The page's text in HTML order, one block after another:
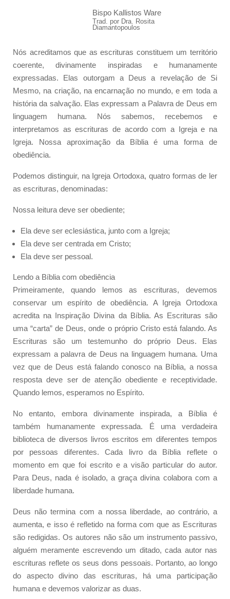
Bispo Kallistos Ware
Trad. por Dra. Rosita
Diamantopoulos
Nós acreditamos que as escrituras constituem um território
coerente, divinamente inspiradas e humanamente
expressadas. Elas outorgam a Deus a revelação de Si
Mesmo, na criação, na encarnação no mundo, e em toda a
história da salvação. Elas expressam a Palavra de Deus em
linguagem humana. Nós sabemos, recebemos e
interpretamos as escrituras de acordo com a Igreja e na
Igreja. Nossa aproximação da Bíblia é uma forma de
obediência.
Podemos distinguir, na Igreja Ortodoxa, quatro formas de ler
as escrituras, denominadas:
Nossa leitura deve ser obediente;
Ela deve ser eclesiástica, junto com a Igreja;
Ela deve ser centrada em Cristo;
Ela deve ser pessoal.
Lendo a Bíblia com obediência
Primeiramente, quando lemos as escrituras, devemos
conservar um espírito de obediência. A Igreja Ortodoxa
acredita na Inspiração Divina da Bíblia. As Escrituras são
uma “carta” de Deus, onde o próprio Cristo está falando. As
Escrituras são um testemunho do próprio Deus. Elas
expressam a palavra de Deus na linguagem humana. Uma
vez que de Deus está falando conosco na Bíblia, a nossa
resposta deve ser de atenção obediente e receptividade.
Quando lemos, esperamos no Espírito.
No entanto, embora divinamente inspirada, a Bíblia é
também humanamente expressada. É uma verdadeira
biblioteca de diversos livros escritos em diferentes tempos
por pessoas diferentes. Cada livro da Bíblia reflete o
momento em que foi escrito e a visão particular do autor.
Para Deus, nada é isolado, a graça divina colabora com a
liberdade humana.
Deus não termina com a nossa liberdade, ao contrário, a
aumenta, e isso é refletido na forma com que as Escrituras
são redigidas. Os autores não são um instrumento passivo,
alguém meramente escrevendo um ditado, cada autor nas
escrituras reflete os seus dons pessoais. Portanto, ao longo
do aspecto divino das escrituras, há uma participação
humana e devemos valorizar as duas.